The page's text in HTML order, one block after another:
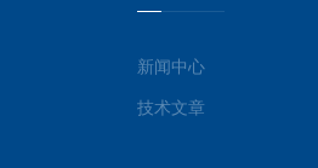
新闻中心
技术文章